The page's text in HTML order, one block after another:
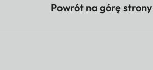
Powrót na górę strony